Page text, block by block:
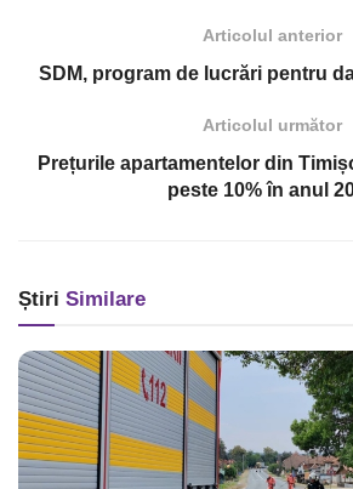
Articolul anterior
SDM, program de lucrări pentru
Articolul următor
Prețurile apartamentelor din
peste 10% în anul
Știri Similare